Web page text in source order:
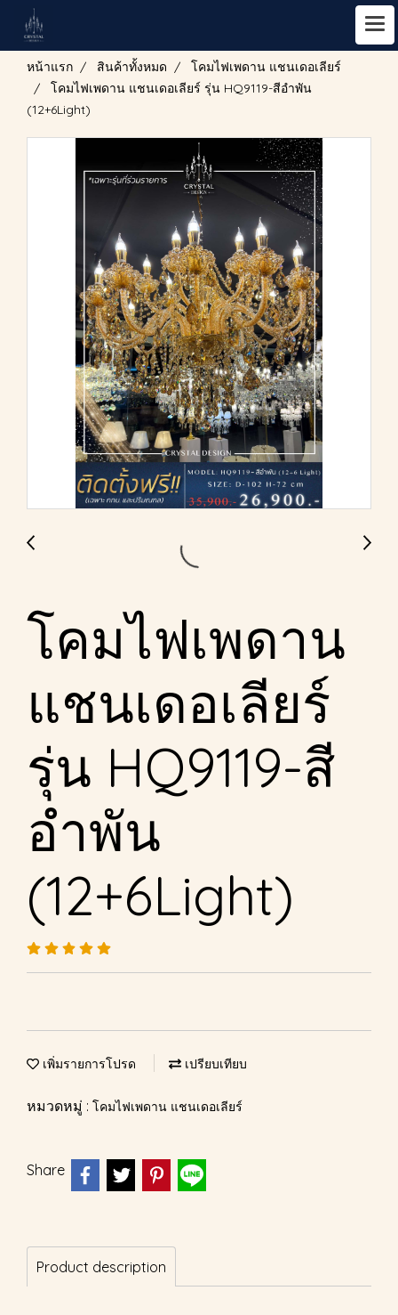
หน้าแรก สินค้าทั้งหมด
โคมไฟเพดาน แชนเดอเลียร์
โคมไฟเพดาน แชนเดอเลียร์ รุ่น HQ9119-สีอำพัน
(12+6Light)
โคมไฟเพดาน
แชนเดอเลียร์
รุ่น HQ9119-สี
อำพัน
(12+6Light)
เพิ่มรายการโปรด เปรียบเทียบ
หมวดหมู่ : โคมไฟเพดาน แชนเดอเลียร์
Share
Product description